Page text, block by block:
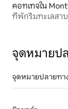
คอทเทจใน
ที่พักริมทะเลสาบ
จุดหมายป
จุดหมายปลายทา